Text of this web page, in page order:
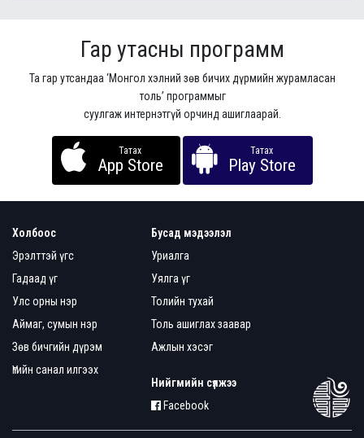
Гар утасны программ
Та гар утсандаа ‘Монгол хэлний зөв бичих дүрмийн журамласан
толь’ программыг
суулгаж интернэтгүй орчинд ашиглаарай.
Татах
App Store
Татах
Play Store
Холбоос
Эрэлттэй үгс
Гадаад үг
Улс орны нэр
Аймаг, сумын нэр
Зөв бичгийн дүрэм
Үгийн санал илгээх
Бусад мэдээлэл
Уриалга
Уялга үг
Толийн тухай
Толь ашиглах заавар
Ажлын хэсэг
Нийгмийн сүлжээ
Facebook